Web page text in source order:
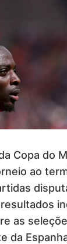
Copa do
ao
as
da